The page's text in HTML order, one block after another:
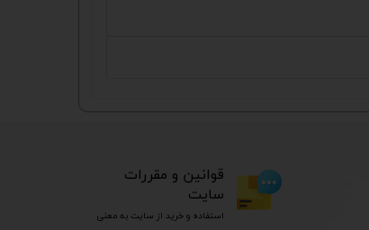
​قوانین و مقررات
سایت
استفاده و خرید از سایت به معنی